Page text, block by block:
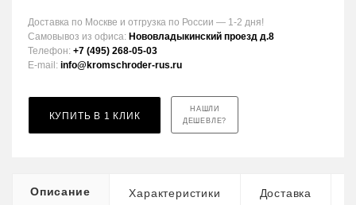
Доставка по Москве и отгрузка по России — 1-2 дня!
Самовывоз из офиса: Нововладыкинский проезд д.8
Телефон: +7 (495) 268-05-03
E-mail: info@kromschroder-rus.ru
КУПИТЬ В 1 КЛИК
НАШЛИ
ДЕШЕВЛЕ?
Описание Характеристики Доставка